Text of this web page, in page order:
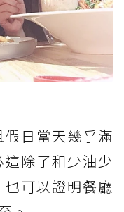
日當天幾乎滿
除了和少油少
可以證明餐廳